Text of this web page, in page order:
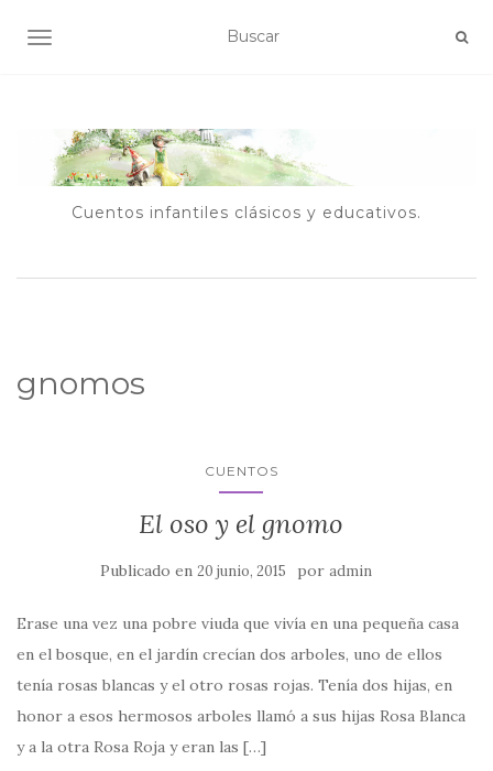
ALTERNAR NAVEGACIÓN
Cuentos infantiles clásicos y educativos.
gnomos
CUENTOS
El oso y el gnomo
Publicado en 20 junio, 2015 por admin
Erase una vez una pobre viuda que vivía en una pequeña casa
en el bosque, en el jardín crecían dos arboles, uno de ellos
tenía rosas blancas y el otro rosas rojas. Tenía dos hijas, en
honor a esos hermosos arboles llamó a sus hijas Rosa Blanca
y a la otra Rosa Roja y eran las […]